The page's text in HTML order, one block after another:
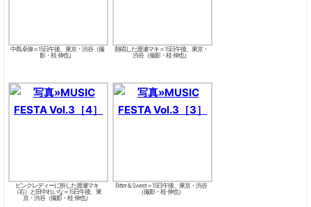
中島卓偉＝15日午後、東京・渋谷（撮
影・桂 伸也）
熱唱した渡瀬マキ＝15日午後、東京・
渋谷（撮影・桂 伸也）
ピンクレディーに扮した渡瀬マキ
（右）と田中れいな＝15日午後、東
京・渋谷（撮影・桂 伸也）
Bitter＆Sweet＝15日午後、東京・渋谷
（撮影・桂 伸也）